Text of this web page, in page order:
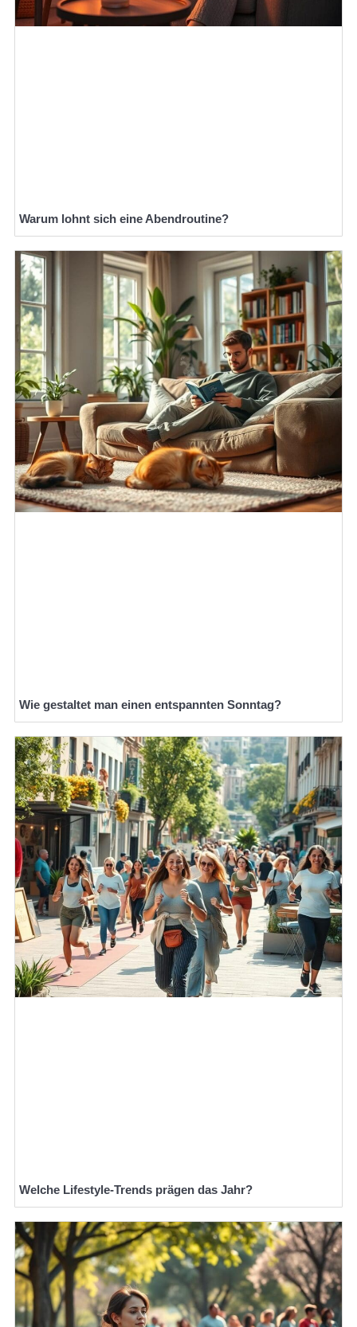
Warum lohnt sich eine Abendroutine?
Wie gestaltet man einen entspannten Sonntag?
Welche Lifestyle-Trends prägen das Jahr?